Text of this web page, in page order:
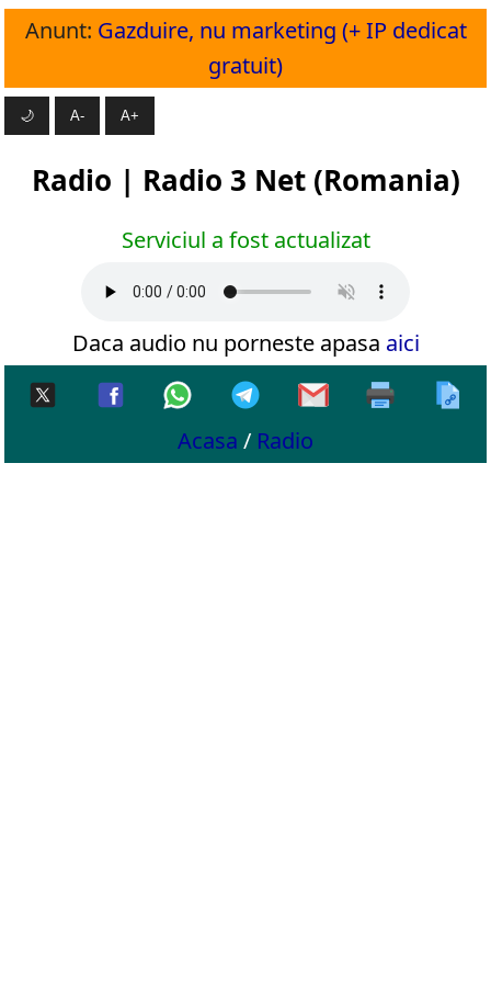
Anunt: Gazduire, nu marketing (+ IP dedicat
gratuit)
🌙 A- A+
Radio | Radio 3 Net (Romania)
Serviciul a fost actualizat
Daca audio nu porneste apasa aici
Acasa / Radio